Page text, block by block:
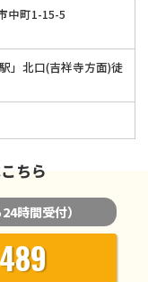
中町1-15-5
」北口(吉祥寺方面)徒
ちら
時間受付）